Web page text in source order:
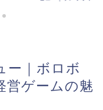
ー｜ボロボ
営ゲームの魅